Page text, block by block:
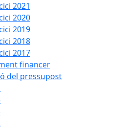
2021
2020
2019
2018
2017
financer
del pressupost